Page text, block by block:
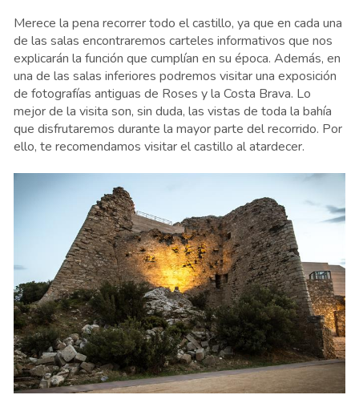
Merece la pena recorrer todo el castillo, ya que en cada una
de las salas encontraremos carteles informativos que nos
explicarán la función que cumplían en su época. Además, en
una de las salas inferiores podremos visitar una exposición
de fotografías antiguas de Roses y la Costa Brava. Lo
mejor de la visita son, sin duda, las vistas de toda la bahía
que disfrutaremos durante la mayor parte del recorrido. Por
ello, te recomendamos visitar el castillo al atardecer.